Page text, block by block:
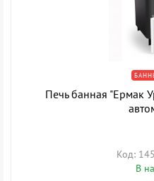
Печь банная "Ермак
Код:
В